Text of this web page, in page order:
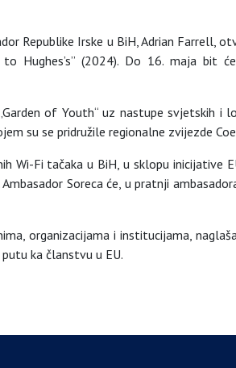
Republike Irske u BiH, Adrian Farrell,
Hughes’s” (2024). Do 16. maja bit
of Youth“ uz nastupe svjetskih i
su se pridružile regionalne zvijezde
Fi tačaka u BiH, u sklopu inicijative
Soreca će, u pratnji
organizacijama i institucijama,
ka članstvu u EU.